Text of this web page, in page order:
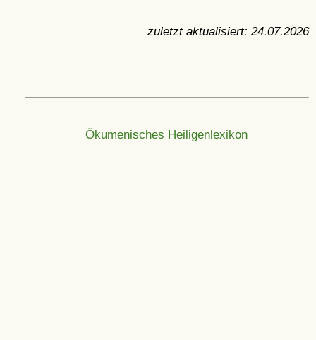
zuletzt aktualisiert: 24.07.2026
Ökumenisches Heiligenlexikon